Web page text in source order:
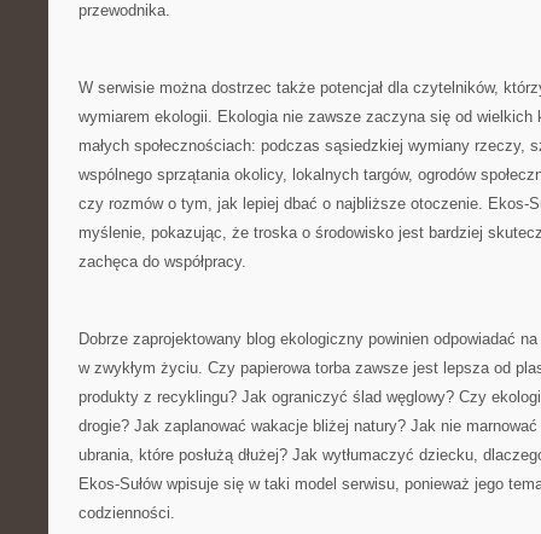
przewodnika.
W serwisie można dostrzec także potencjał dla czytelników,
wymiarem ekologii. Ekologia nie zawsze zaczyna się od wielkich
małych społecznościach: podczas sąsiedzkiej wymiany rzeczy,
wspólnego sprzątania okolicy, lokalnych targów, ogrodów
czy rozmów o tym, jak lepiej dbać o najbliższe otoczenie. Ekos-
myślenie, pokazując, że troska o środowisko jest bardziej
zachęca do współpracy.
Dobrze zaprojektowany blog ekologiczny powinien odpowiadać
w zwykłym życiu. Czy papierowa torba zawsze jest lepsza od
produkty z recyklingu? Jak ograniczyć ślad węglowy? Czy
drogie? Jak zaplanować wakacje bliżej natury? Jak nie
ubrania, które posłużą dłużej? Jak wytłumaczyć dziecku,
Ekos-Sułów wpisuje się w taki model serwisu, ponieważ jego
codzienności.